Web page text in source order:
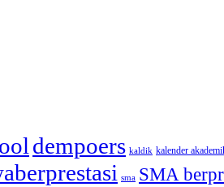
dempoers kaldik kalender
sma SMA